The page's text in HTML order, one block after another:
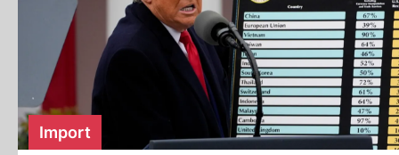
Import